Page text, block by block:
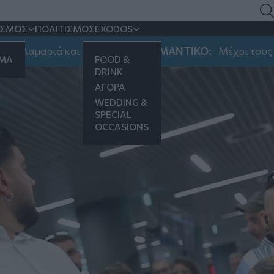
ΠΟΛΙΤΙΣΜΟΣEXODOS
FOOD &
DRINK
ΑΓΟΡΑ
WEDDING &
SPECIAL
OCCASIONS
και στη Νεάπολη ΣΗΜΑΝΤΙΚΟ: Μέχρι τους 39